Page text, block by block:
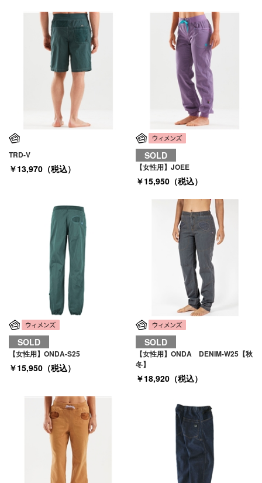
TRD-V
￥13,970（税込）
SOLD
【女性用】JOEE
￥15,950（税込）
SOLD
【女性用】ONDA-S25
￥15,950（税込）
SOLD
【女性用】ONDA DENIM-W25【秋
冬】
￥18,920（税込）